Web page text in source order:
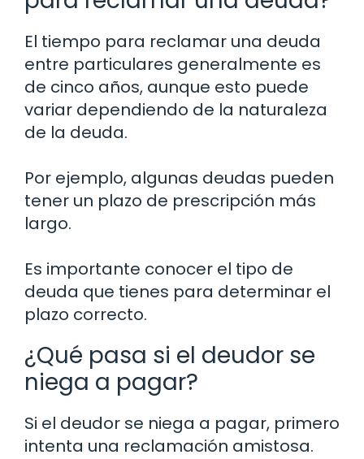
El tiempo para reclamar una deuda
entre particulares generalmente es
de cinco años, aunque esto puede
variar dependiendo de la naturaleza
de la deuda.
Por ejemplo, algunas deudas pueden
tener un plazo de prescripción más
largo.
Es importante conocer el tipo de
deuda que tienes para determinar el
plazo correcto.
¿Qué pasa si el deudor se
niega a pagar?
Si el deudor se niega a pagar, primero
intenta una reclamación amistosa.